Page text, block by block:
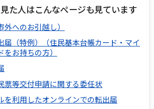
た人はこんなページも見ています
へのお引越し）
届（特例）（住民基本台帳カード・マイ
お持ちの方）
票等交付申請に関する委任状
を利用したオンラインでの転出届